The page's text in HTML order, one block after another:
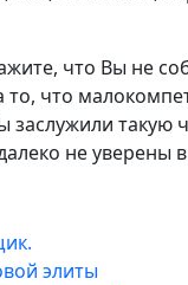
что Вы не
что
такую
не уверены в
элиты